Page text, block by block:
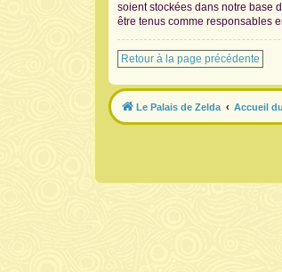
soient stockées dans notre base
être tenus comme responsables
Retour à la page précédente
Le Palais de Zelda Accueil